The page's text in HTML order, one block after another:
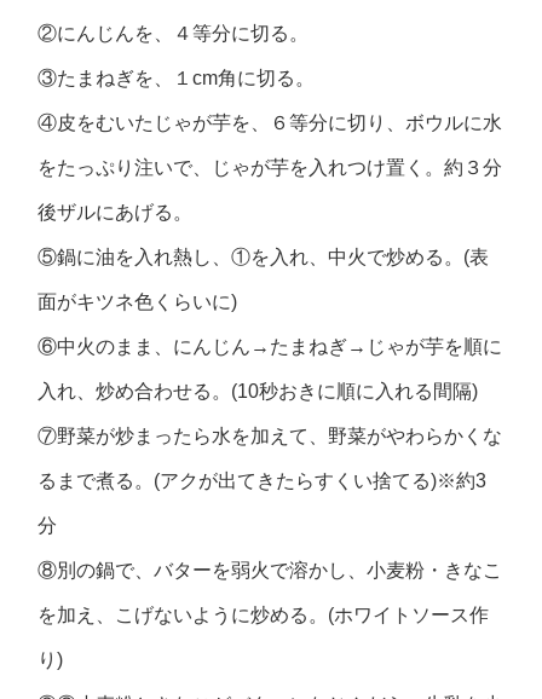
②にんじんを、４等分に切る。
③たまねぎを、１cm角に切る。
④皮をむいたじゃが芋を、６等分に切り、ボウルに水
をたっぷり注いで、じゃが芋を入れつけ置く。約３分
後ザルにあげる。
⑤鍋に油を入れ熱し、①を入れ、中火で炒める。(表
面がキツネ色くらいに)
⑥中火のまま、にんじん→たまねぎ→じゃが芋を順に
入れ、炒め合わせる。(10秒おきに順に入れる間隔)
⑦野菜が炒まったら水を加えて、野菜がやわらかくな
るまで煮る。(アクが出てきたらすくい捨てる)※約3
分
⑧別の鍋で、バターを弱火で溶かし、小麦粉・きなこ
を加え、こげないように炒める。(ホワイトソース作
り)